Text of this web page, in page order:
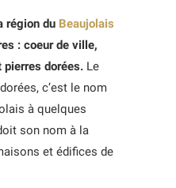
région du Beaujolais
: coeur de ville,
dorées. Le
c’est le nom
à quelques
son nom à la
et édifices de